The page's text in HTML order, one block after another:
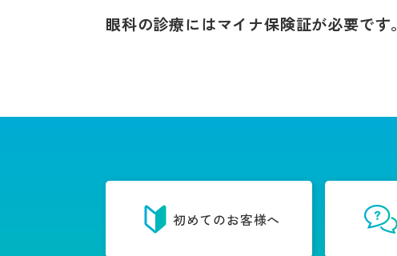
眼科の診療にはマイナ保険証が必要です。
初めてのお客様へ